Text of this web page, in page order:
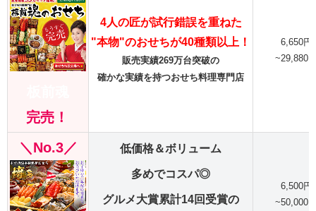
完売！
4人の匠が試行錯誤を重ねた
"本物"のおせちが40種類以上！
販売実績269万台突破の
確かな実績を持つおせち料理専門店
6,650円
~29,880
＼No.3／ 低価格＆ボリューム
多めでコスパ◎
グルメ大賞累計14回受賞の
6,500円
~50,000